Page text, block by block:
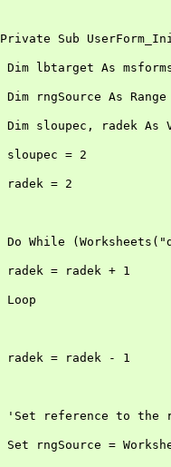
Private Sub
Dim lbtarget As
Dim rngSource As Range
Dim sloupec, radek As
sloupec = 2
radek = 2
Do While
radek = radek + 1
Loop
radek = radek - 1
'Set reference to the
Set rngSource =